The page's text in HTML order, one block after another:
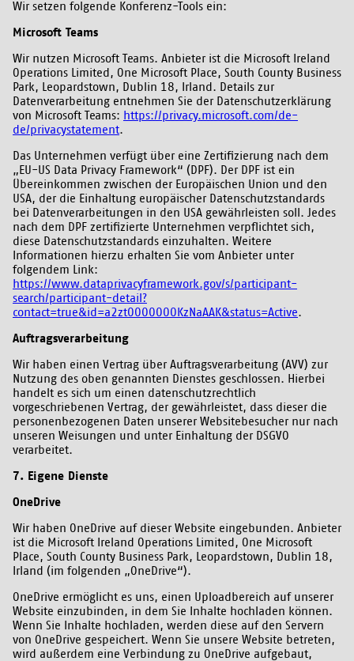
Wir setzen folgende Konferenz-Tools ein:
Microsoft Teams
Wir nutzen Microsoft Teams. Anbieter ist die Microsoft Ireland
Operations Limited, One Microsoft Place, South County Business
Park, Leopardstown, Dublin 18, Irland. Details zur
Datenverarbeitung entnehmen Sie der Datenschutzerklärung
von Microsoft Teams: https://privacy.microsoft.com/de-
de/privacystatement.
Das Unternehmen verfügt über eine Zertifizierung nach dem
„EU-US Data Privacy Framework“ (DPF). Der DPF ist ein
Übereinkommen zwischen der Europäischen Union und den
USA, der die Einhaltung europäischer Datenschutzstandards
bei Datenverarbeitungen in den USA gewährleisten soll. Jedes
nach dem DPF zertifizierte Unternehmen verpflichtet sich,
diese Datenschutzstandards einzuhalten. Weitere
Informationen hierzu erhalten Sie vom Anbieter unter
folgendem Link:
https://www.dataprivacyframework.gov/s/participant-
search/participant-detail?
contact=true&id=a2zt0000000KzNaAAK&status=Active.
Auftragsverarbeitung
Wir haben einen Vertrag über Auftragsverarbeitung (AVV) zur
Nutzung des oben genannten Dienstes geschlossen. Hierbei
handelt es sich um einen datenschutzrechtlich
vorgeschriebenen Vertrag, der gewährleistet, dass dieser die
personenbezogenen Daten unserer Websitebesucher nur nach
unseren Weisungen und unter Einhaltung der DSGVO
verarbeitet.
7. Eigene Dienste
OneDrive
Wir haben OneDrive auf dieser Website eingebunden. Anbieter
ist die Microsoft Ireland Operations Limited, One Microsoft
Place, South County Business Park, Leopardstown, Dublin 18,
Irland (im folgenden „OneDrive“).
OneDrive ermöglicht es uns, einen Uploadbereich auf unserer
Website einzubinden, in dem Sie Inhalte hochladen können.
Wenn Sie Inhalte hochladen, werden diese auf den Servern
von OneDrive gespeichert. Wenn Sie unsere Website betreten,
wird außerdem eine Verbindung zu OneDrive aufgebaut,